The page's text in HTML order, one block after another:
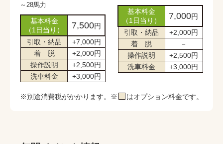
～28馬力
基本料金
（1日当り）
7,500円
引取・納品
+7,000円
着 脱
+2,000円
操作説明
+2,500円
洗車料金
+3,000円
基本料金
（1日当り）
7,000円
引取・納品
+2,000円
着 脱
－
操作説明
+2,500円
洗車料金
+3,000円
※別途消費税がかかります。※ はオプション料金です。